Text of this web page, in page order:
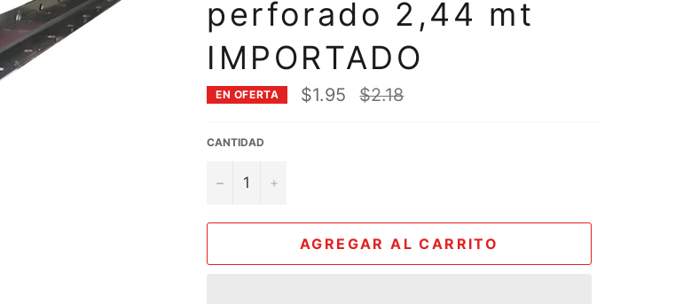
perforado 2,44 mt
IMPORTADO
EN OFERTA $1.95
Precio
habitual
$2.18
CANTIDAD
− +
AGREGAR AL CARRITO